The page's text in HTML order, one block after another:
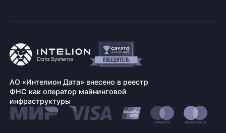
АО «Интелион Дата» внесено в реестр
ФНС как оператор майнинговой
инфраструктуры